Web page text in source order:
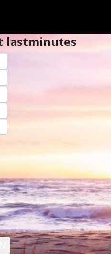
lastminutes